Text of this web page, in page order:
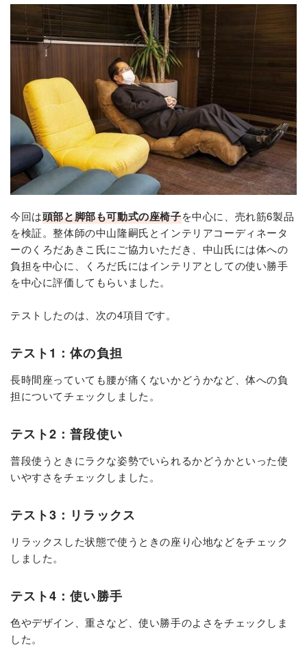
今回は頭部と脚部も可動式の座椅子を中心に、売れ筋6製品
を検証。整体師の中山隆嗣氏とインテリアコーディネータ
ーのくろだあきこ氏にご協力いただき、中山氏には体への
負担を中心に、くろだ氏にはインテリアとしての使い勝手
を中心に評価してもらいました。
テストしたのは、次の4項目です。
テスト1：体の負担
長時間座っていても腰が痛くないかどうかなど、体への負
担についてチェックしました。
テスト2：普段使い
普段使うときにラクな姿勢でいられるかどうかといった使
いやすさをチェックしました。
テスト3：リラックス
リラックスした状態で使うときの座り心地などをチェック
しました。
テスト4：使い勝手
色やデザイン、重さなど、使い勝手のよさをチェックしま
した。